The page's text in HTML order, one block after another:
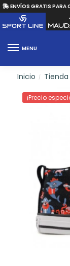
ENVÍOS GRATIS PARA
MENU
Inicio / Tienda
¡Precio